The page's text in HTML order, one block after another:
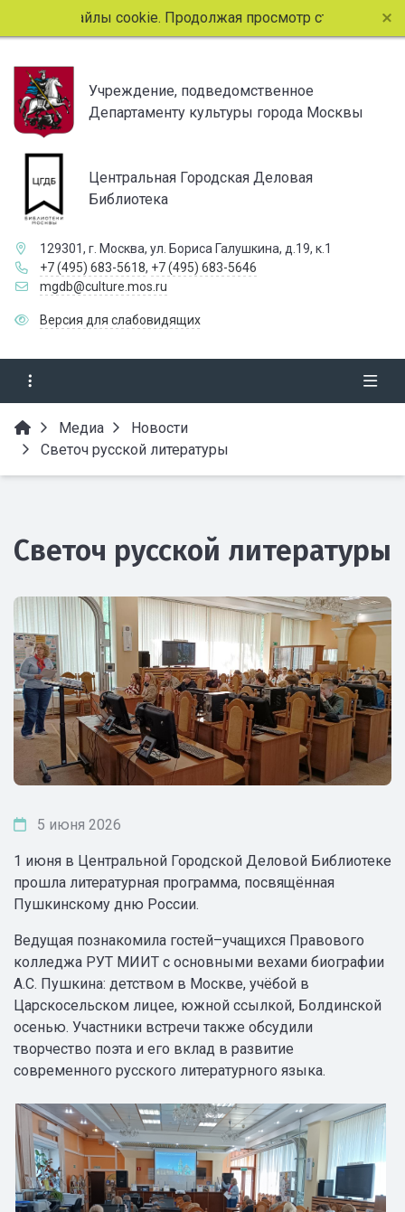
файлы cookie. Продолжая просмотр страниц
Учреждение, подведомственное
Департаменту культуры города Москвы
Центральная Городская Деловая
Библиотека
129301, г. Москва, ул. Бориса Галушкина, д.19, к.1
+7 (495) 683-5618, +7 (495) 683-5646
mgdb@culture.mos.ru
Версия для слабовидящих
Медиа
Новости
Светоч русской литературы
Светоч русской литературы
5 июня 2026
1 июня в Центральной Городской Деловой Библиотеке
прошла литературная программа, посвящённая
Пушкинскому дню России.
Ведущая познакомила гостей–учащихся Правового
колледжа РУТ МИИТ с основными вехами биографии
А.С. Пушкина: детством в Москве, учёбой в
Царскосельском лицее, южной ссылкой, Болдинской
осенью. Участники встречи также обсудили
творчество поэта и его вклад в развитие
современного русского литературного языка.